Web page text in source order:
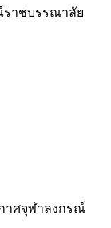
ราชบรรณาลัย
าศจุฬาลงกรณ์